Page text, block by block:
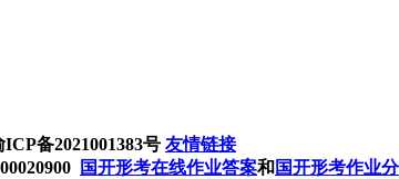
ICP备2021001383号 友情链接
国开形考在线作业答案和 国开形考作业